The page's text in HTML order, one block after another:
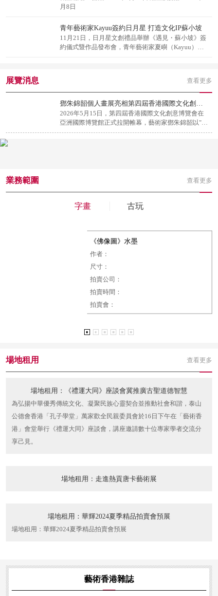
月8日
青年藝術家Kayuu簽約日月星 打造文化IP蘇小坡
11月21日，日月星文創禮品舉辦《遇見・蘇小坡》簽
約儀式暨作品發布會，青年藝術家夏嶼（Kayuu）的
展覽消息 查看更多
2026年5月15日，第四屆香港國際文化創意博覽會在
亞洲國際博覽館正式拉開帷幕，藝術家鄧朱錦韶以"絢
麗晚霞 再創輝煌"為主題的個人畫展亮相其中。
業務範圍 查看更多
字畫 古玩
場地租用 查看更多
場地租用：《禮運大同》座談會冀推廣古聖道德智慧
為弘揚中華優秀傳統文化、凝聚民族心靈契合並推動社會和諧，泰山
公德會香港「孔子學堂」萬家歡全民親委員會於16日下午在「藝術香
港」會堂舉行《禮運大同》座談會，講座邀請數十位專家學者交流分
享己見。
場地租用：走進熱貢唐卡藝術展
場地租用：華輝2024夏季精品拍賣會預展
場地租用：華輝2024夏季精品拍賣會預展
藝術香港雜誌